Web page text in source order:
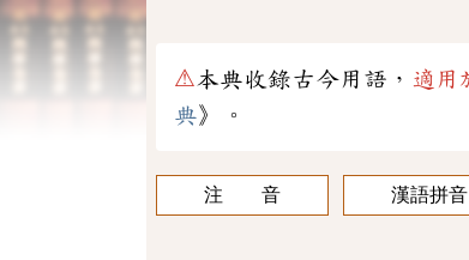
⚠本典收錄古今用語， 適用
典》。
注 音 漢語拼音